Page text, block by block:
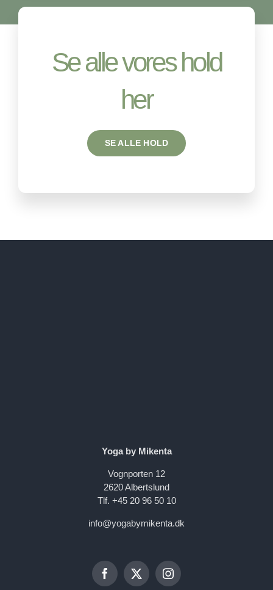
Se alle vores hold
her
SE ALLE HOLD
Yoga by Mikenta
Vognporten 12
2620 Albertslund
Tlf. +45 20 96 50 10
info@yogabymikenta.dk